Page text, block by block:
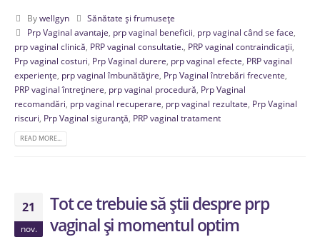
Bywellgyn
Sănătate și frumusețe
Prp Vaginal avantaje prp vaginal beneficii prp vaginal când se face
prp vaginal clinică PRP vaginal consultatie. PRP vaginal contraindicații
Prp vaginal costuri Prp Vaginal durere prp vaginal efecte PRP vaginal
experiențe prp vaginal îmbunătățire Prp Vaginal întrebări frecvente
PRP vaginal întreținere prp vaginal procedură Prp Vaginal
recomandări prp vaginal recuperare prp vaginal rezultate Prp Vaginal
riscuri Prp Vaginal siguranță PRP vaginal tratament
READ MORE...
21
nov.
Tot ce trebuie să știi despre prp
vaginal și momentul optim